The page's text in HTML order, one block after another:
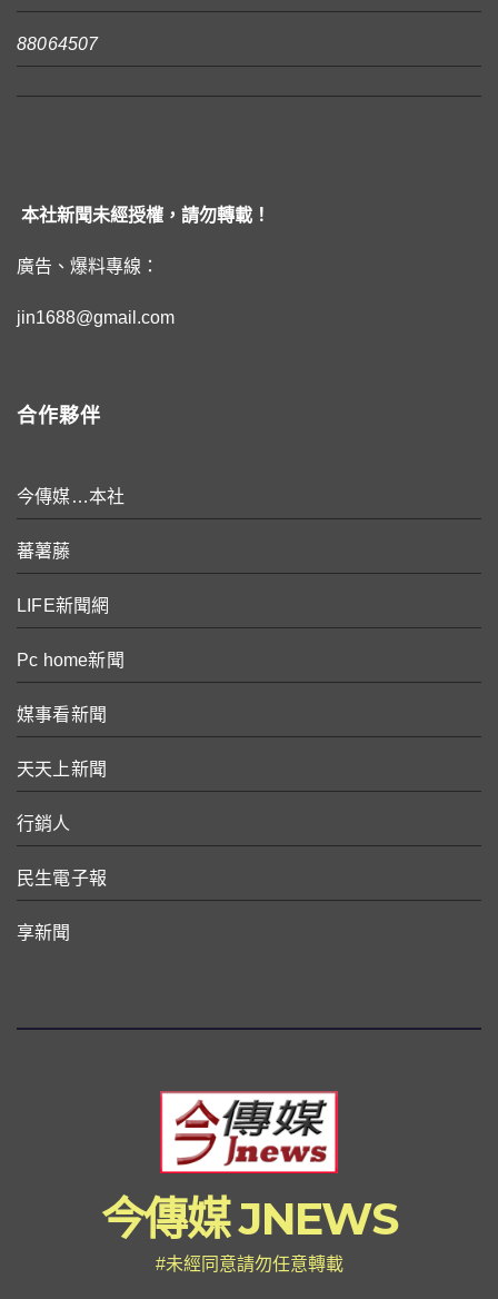
88064507
本社新聞未經授權，請勿轉載！
廣告、爆料專線：
jin1688@gmail.com
合作夥伴
今傳媒…本社
蕃薯藤
LIFE新聞網
Pc home新聞
媒事看新聞
天天上新聞
行銷人
民生電子報
享新聞
今傳媒 JNEWS
#未經同意請勿任意轉載